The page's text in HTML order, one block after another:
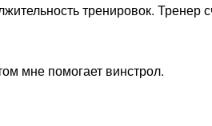
тренировок. Тренер
мне помогает винстрол.